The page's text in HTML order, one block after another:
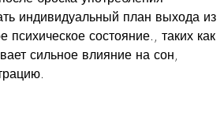
индивидуальный план выхода из
состояние., таких как
сильное влияние на сон,